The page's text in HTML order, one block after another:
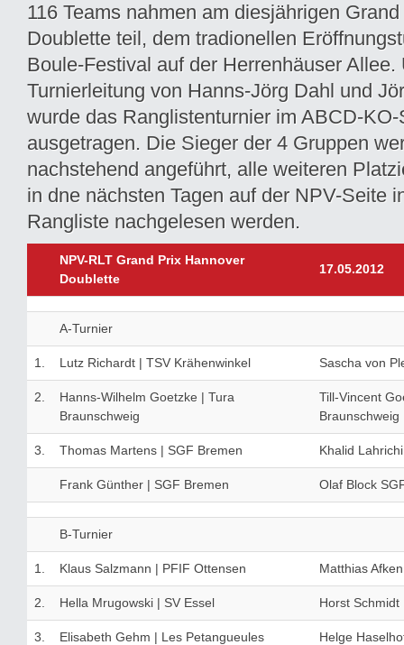
116 Teams nahmen am diesjährigen
Doublette teil, dem tradionellen
Boule-Festival auf der Herrenhäuser Allee.
Turnierleitung von Hanns-Jörg Dahl und
wurde das Ranglistenturnier im ABCD-
ausgetragen. Die Sieger der 4 Gruppen
nachstehend angeführt, alle weiteren
in dne nächsten Tagen auf der NPV-Seite
Rangliste nachgelesen werden.
NPV-RLT Grand Prix Hannover
Doublette
17.05.2012
A-Turnier
1. Lutz Richardt | TSV Krähenwinkel Sascha von
2.
Hanns-Wilhelm Goetzke | Tura
Braunschweig
Till-Vincent
Braunschweig
3. Thomas Martens | SGF Bremen Khalid
Frank Günther | SGF Bremen Olaf Block
B-Turnier
1. Klaus Salzmann | PFIF Ottensen Matthias
2. Hella Mrugowski | SV Essel Horst Schmidt
3. Elisabeth Gehm | Les Petangueules Helge